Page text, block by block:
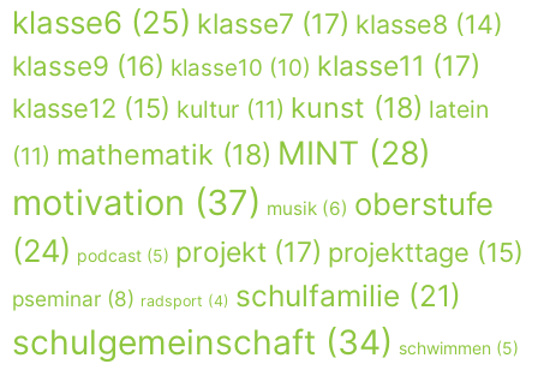
klasse6 (25) klasse7 (17) klasse8 (14)
klasse9 (16) klasse10 (10) klasse11 (17)
klasse12 (15) kultur (11) kunst (18) latein
(11) mathematik (18) MINT (28)
motivation (37) musik (6) oberstufe
(24) podcast (5) projekt (17) projekttage (15)
pseminar (8) radsport (4) schulfamilie (21)
schulgemeinschaft (34) schwimmen (5)